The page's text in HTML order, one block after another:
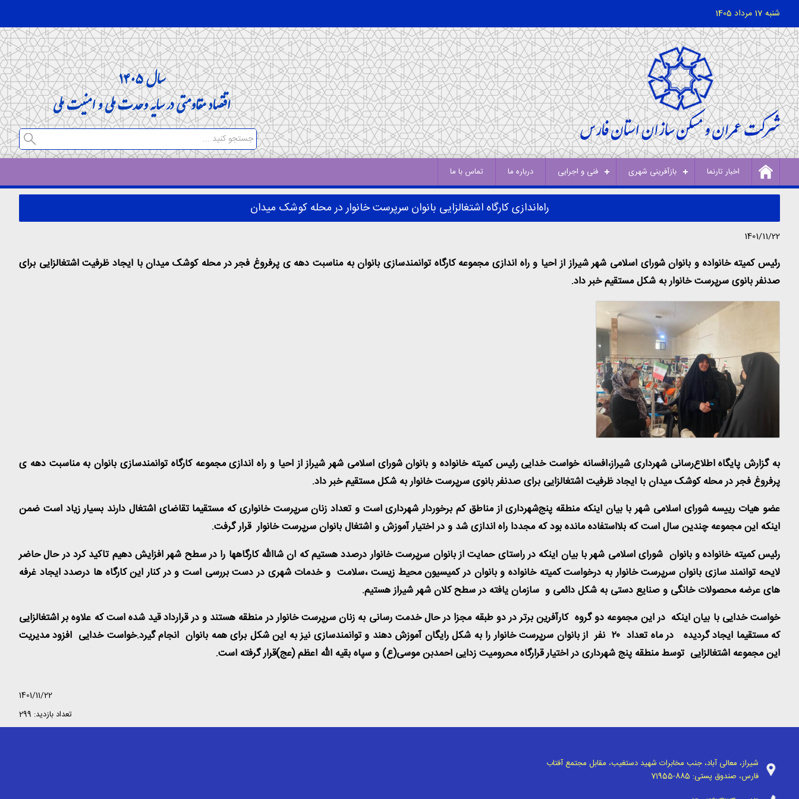
شنبه 17 مرداد 1405
اخبار تارنما بازآفرینی شهری فنی و اجرایی درباره ما تماس با ما
راه‌اندازی کارگاه اشتغالزایی بانوان سرپرست خانوار در محله کوشک میدان
1401/11/22
رئیس کمیته خانواده و بانوان شورای اسلامی شهر شیراز از احیا و راه اندازی مجموعه کارگاه توانمندسازی بانوان به مناسبت دهه ی پرفروغ فجر در محله کوشک میدان با ایجاد ظرفیت اشتغالزایی برای
صدنفر بانوی سرپرست خانوار به شکل مستقیم خبر داد.
به گزارش پایگاه اطلاع‌رسانی شهرداری شیراز،افسانه خواست خدایی رئیس کمیته خانواده و بانوان شورای اسلامی شهر شیراز از احیا و راه اندازی مجموعه کارگاه توانمندسازی بانوان به مناسبت دهه ی
پرفروغ فجر در محله کوشک میدان با ایجاد ظرفیت اشتغالزایی برای صدنفر بانوی سرپرست خانوار به شکل مستقیم خبر داد.
عضو هیات رییسه شورای اسلامی شهر با بیان اینکه منطقه پنج‌شهرداری از مناطق کم برخوردار شهرداری است و تعداد زنان سرپرست خانواری که مستقیما تقاضای اشتغال دارند بسیار زیاد است ضمن
اینکه این مجموعه چندین سال است که بلااستفاده مانده بود که مجددا راه اندازی شد و در اختیار آموزش و اشتغال بانوان سرپرست خانوار قرار گرفت.
رئیس کمیته خانواده و بانوان شورای اسلامی شهر با بیان اینکه در راستای حمایت از بانوان سرپرست خانوار درصدد هستیم که ان شاالله کارگاهها را در سطح شهر افزایش دهیم تاکید کرد در حال حاضر
لایحه توانمند سازی بانوان سرپرست خانوار به درخواست کمیته خانواده و بانوان در کمیسیون محیط زیست ،سلامت و خدمات شهری در دست بررسی است و در کنار این کارگاه ها درصدد ایجاد غرفه
های عرضه محصولات خانگی و صنایع دستی به شکل دائمی و سازمان یافته در سطح کلان شهر شیراز هستیم.
خواست خدایی با بیان اینکه در این مجموعه دو گروه کارآفرین برتر در دو طبقه مجزا در حال خدمت رسانی به زنان سرپرست خانوار در منطقه هستند و در قرارداد قید شده است که علاوه بر اشتغالزایی
که مستقیما ایجاد گردیده در ماه تعداد ۲۰نفر از بانوان سرپرست خانوار را به شکل رایگان آموزش دهند و توانمندسازی نیز به این شکل برای همه بانوان انجام گیرد.خواست خدایی افزود مدیریت
این مجموعه اشتغالزایی توسط منطقه پنج شهرداری در اختیار قرارگاه محرومیت زدایی احمدبن موسی(ع) و سپاه بقیه الله اعظم (عج)قرار گرفته است.
1401/11/22
تعداد بازدید: 299
شیراز، معالی آباد، جنب مخابرات شهید دستغیب، مقابل مجتمع آفتاب
فارس، صندوق پستی: 71955-885